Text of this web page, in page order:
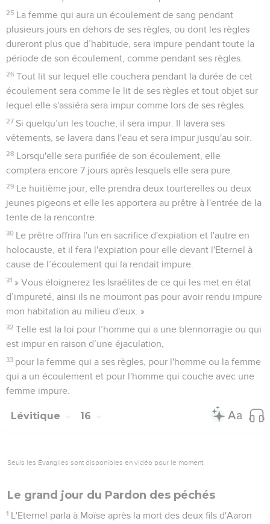
25 La femme qui aura un écoulement de sang pendant
plusieurs jours en dehors de ses règles, ou dont les règles
dureront plus que d’habitude, sera impure pendant toute la
période de son écoulement, comme pendant ses règles.
26 Tout lit sur lequel elle couchera pendant la durée de cet
écoulement sera comme le lit de ses règles et tout objet sur
lequel elle s'assiéra sera impur comme lors de ses règles.
27 Si quelqu’un les touche, il sera impur. Il lavera ses
vêtements, se lavera dans l'eau et sera impur jusqu'au soir.
28 Lorsqu'elle sera purifiée de son écoulement, elle
comptera encore 7 jours après lesquels elle sera pure.
29 Le huitième jour, elle prendra deux tourterelles ou deux
jeunes pigeons et elle les apportera au prêtre à l'entrée de la
tente de la rencontre.
30 Le prêtre offrira l'un en sacrifice d'expiation et l'autre en
holocauste, et il fera l'expiation pour elle devant l'Eternel à
cause de l’écoulement qui la rendait impure.
31 » Vous éloignerez les Israélites de ce qui les met en état
d’impureté, ainsi ils ne mourront pas pour avoir rendu impure
mon habitation au milieu d'eux. »
32 Telle est la loi pour l’homme qui a une blennorragie ou qui
est impur en raison d’une éjaculation,
33 pour la femme qui a ses règles, pour l'homme ou la femme
qui a un écoulement et pour l'homme qui couche avec une
femme impure.
Lévitique 16
Seuls les Évangiles sont disponibles en vidéo pour le moment.
Le grand jour du Pardon des péchés
1 L'Eternel parla à Moïse après la mort des deux fils d'Aaron